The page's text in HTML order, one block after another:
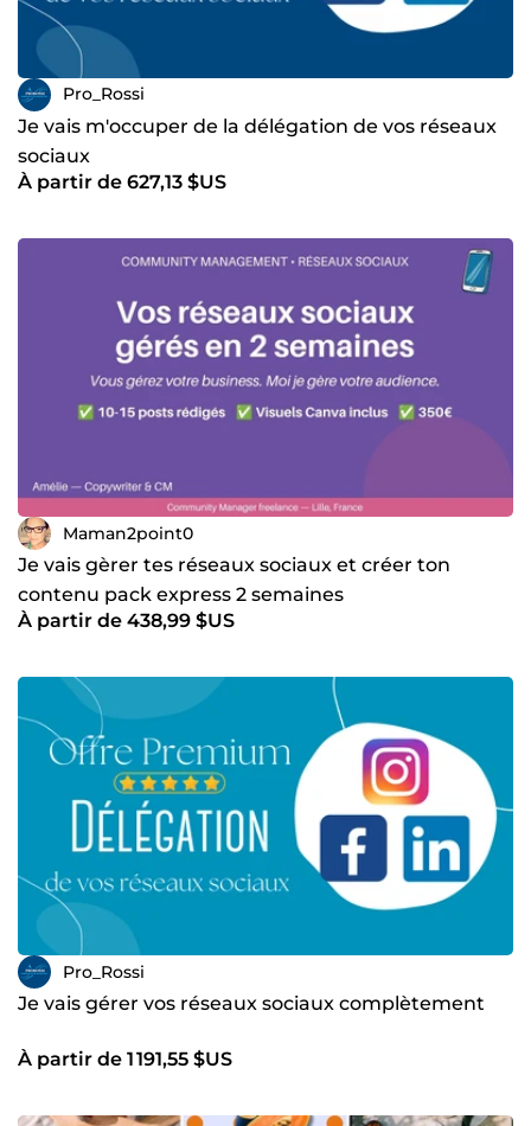
Pro_Rossi
Je vais m'occuper de la délégation de vos réseaux
sociaux
À partir de 627,13 $US
Maman2point0
Je vais gèrer tes réseaux sociaux et créer ton
contenu pack express 2 semaines
À partir de 438,99 $US
Pro_Rossi
Je vais gérer vos réseaux sociaux complètement
À partir de 1 191,55 $US